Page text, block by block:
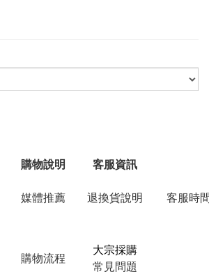
購物說明
客服資訊
媒體推薦 退換貨說明 客服時
購物流程
大宗採購
常見問題